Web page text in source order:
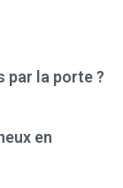
par la porte ?
en